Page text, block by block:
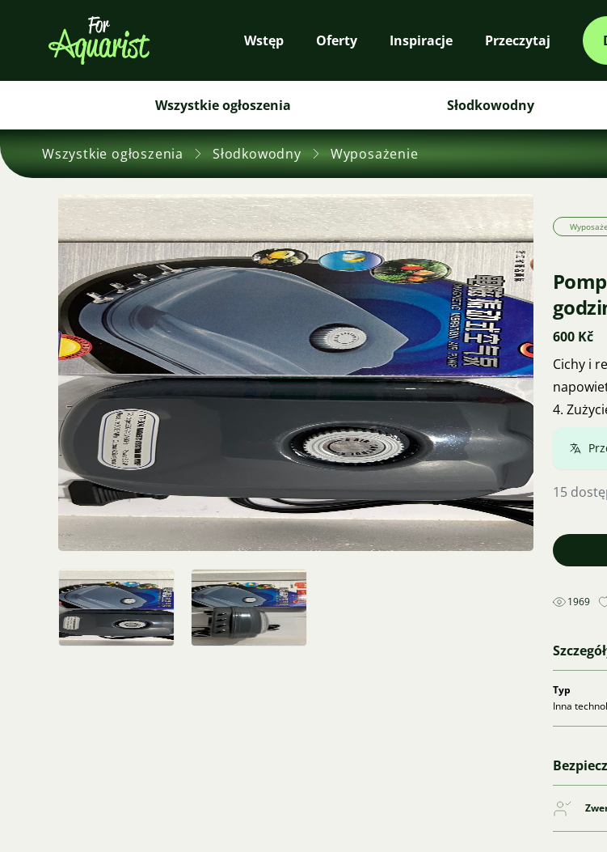
Wstęp Oferty Inspiracje Przeczytaj
Wszystkie ogłoszenia Słodkowodny
Wszystkie ogłoszenia Słodkowodny Wyposażenie
600 Kč
Cichy i
4.
15
1969
Typ
Inna